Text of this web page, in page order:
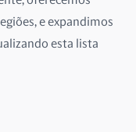
e expandimos
esta lista